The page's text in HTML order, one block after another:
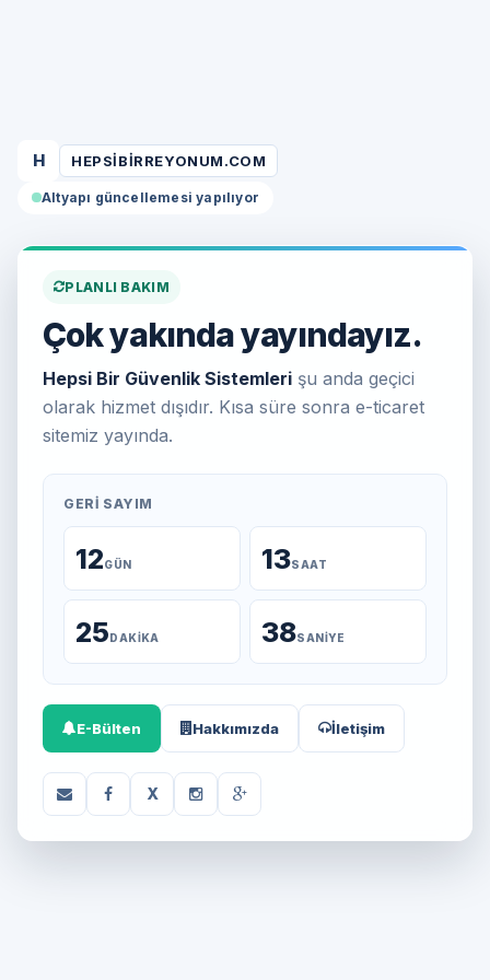
H HEPSIBIRREYONUM.COM
Altyapı güncellemesi yapılıyor
PLANLI BAKIM
Çok yakında yayındayız.
Hepsi Bir Güvenlik Sistemleri şu anda geçici
olarak hizmet dışıdır. Kısa süre sonra e-ticaret
sitemiz yayında.
GERI SAYIM
12GÜN 13SAAT
25DAKIKA 38SANIYE
E-Bülten Hakkımızda İletişim
X